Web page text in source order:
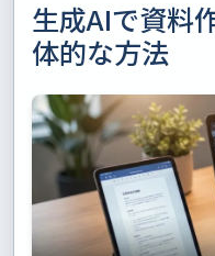
生成AIで資料
体的な方法